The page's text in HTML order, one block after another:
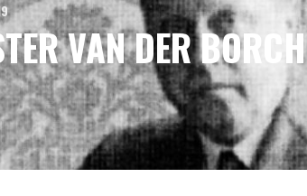
VAN DER BORCH